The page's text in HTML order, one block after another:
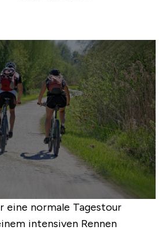
eine normale Tagestour
intensiven Rennen